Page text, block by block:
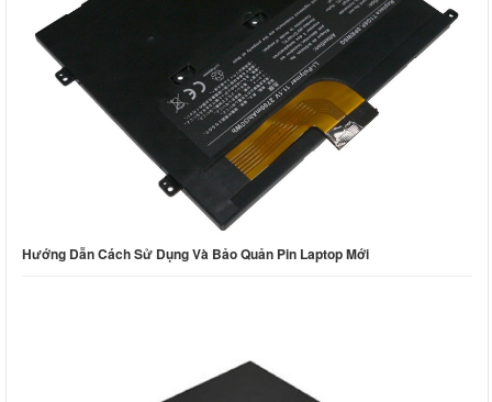
Hướng Dẫn Cách Sử Dụng Và Bảo Quản Pin Laptop Mới